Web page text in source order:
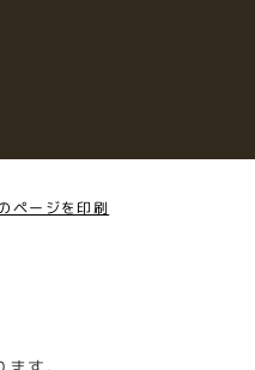
ページを印刷